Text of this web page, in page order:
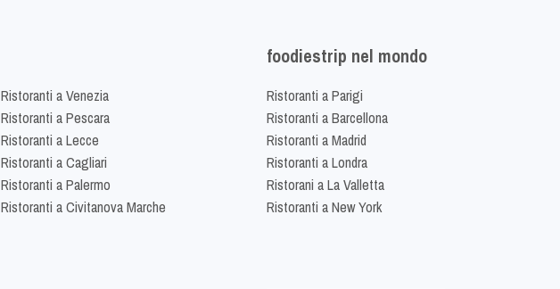
Ristoranti a Venezia
Ristoranti a Pescara
Ristoranti a Lecce
Ristoranti a Cagliari
Ristoranti a Palermo
Ristoranti a Civitanova Marche
foodiestrip nel mondo
Ristoranti a Parigi
Ristoranti a Barcellona
Ristoranti a Madrid
Ristoranti a Londra
Ristorani a La Valletta
Ristoranti a New York